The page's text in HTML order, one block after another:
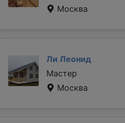
Москва
Ли Леонид
Мастер
Москва